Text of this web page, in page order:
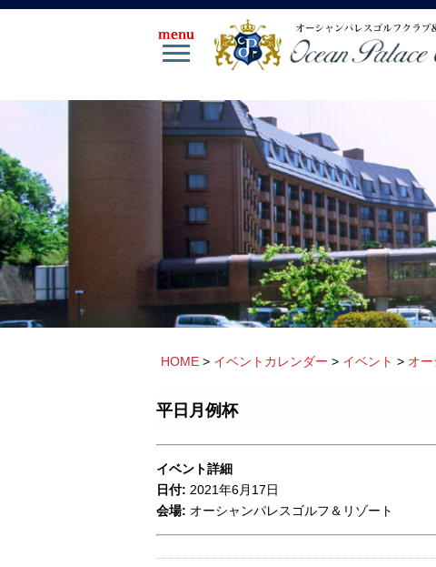
HOME > イベントカレンダー > イベント > オ
平日月例杯
イベント詳細
日付: 2021年6月17日
会場: オーシャンパレスゴルフ＆リゾート